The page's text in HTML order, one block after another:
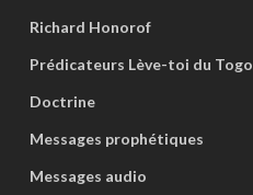
Richard Honorof
Prédicateurs Lève-toi du Togo
Doctrine
Messages prophétiques
Messages audio